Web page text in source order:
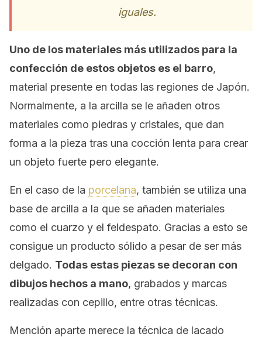
iguales.
Uno de los materiales más utilizados para la
confección de estos objetos es el barro,
material presente en todas las regiones de Japón.
Normalmente, a la arcilla se le añaden otros
materiales como piedras y cristales, que dan
forma a la pieza tras una cocción lenta para crear
un objeto fuerte pero elegante.
En el caso de la porcelana, también se utiliza una
base de arcilla a la que se añaden materiales
como el cuarzo y el feldespato. Gracias a esto se
consigue un producto sólido a pesar de ser más
delgado. Todas estas piezas se decoran con
dibujos hechos a mano, grabados y marcas
realizadas con cepillo, entre otras técnicas.
Mención aparte merece la técnica de lacado